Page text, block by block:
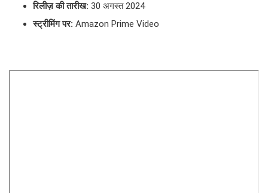
रिलीज़ की तारीख: 30 अगस्त 2024
स्ट्रीमिंग पर: Amazon Prime Video